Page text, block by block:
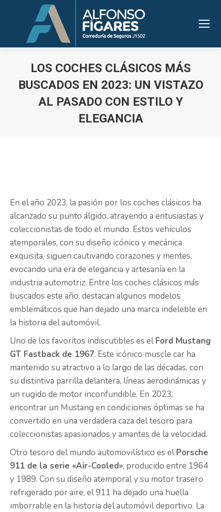
LOS COCHES CLÁSICOS MÁS
BUSCADOS EN 2023: UN VISTAZO
AL PASADO CON ESTILO Y
ELEGANCIA
En el año 2023, la pasión por los coches clásicos ha
alcanzado su punto álgido, atrayendo a entusiastas y
coleccionistas de todo el mundo. Estos vehículos
atemporales, con su diseño icónico y mecánica
exquisita, siguen cautivando corazones y mentes,
evocando una era de elegancia y artesanía en la
industria automotriz. Entre los coches clásicos más
buscados este año, destacan algunos modelos
emblemáticos que han dejado una marca indeleble en
la historia del automóvil.
Uno de los favoritos indiscutibles es elFord Mustang
GT Fastback de 1967. Este icónico muscle car ha
mantenido su atractivo a lo largo de las décadas, con
su distintiva parrilla delantera, líneas aerodinámicas y
un rugido de motor inconfundible. En 2023,
encontrar un Mustang en condiciones óptimas se ha
convertido en una verdadera caza del tesoro para
coleccionistas apasionados y amantes de la velocidad.
Otro tesoro del mundo automovilístico es elPorsche
911 de la serie «Air-Cooled», producido entre 1964
y 1989. Con su diseño atemporal y su motor trasero
refrigerado por aire, el 911 ha dejado una huella
imborrable en la historia del automóvil deportivo. La